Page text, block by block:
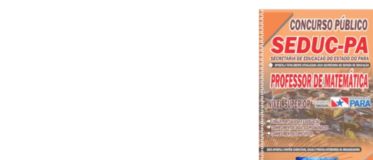
tem
várias
variantes.
As
opções
podem
ser
escolhidas
na
página
Add to
wishlist